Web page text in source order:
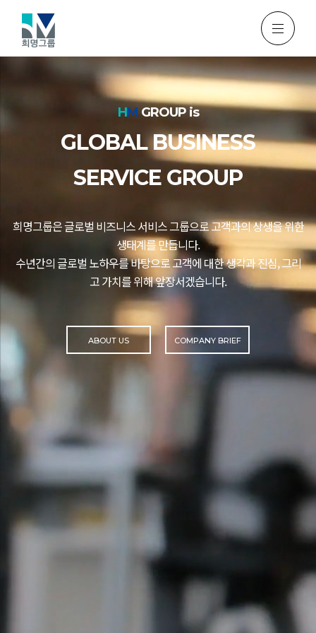
HM GROUP is
GLOBAL BUSINESS
SERVICE GROUP
희명그룹은 글로벌 비즈니스 서비스 그룹으로 고객과의 상생을 위한
생태계를 만듭니다.
수년간의 글로벌 노하우를 바탕으로 고객에 대한 생각과 진심, 그리
고 가치를 위해 앞장서겠습니다.
ABOUT US COMPANY BRIEF